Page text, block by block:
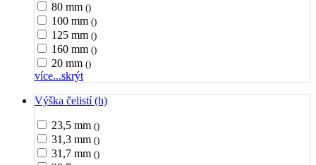
80 mm ()
100 mm ()
125 mm ()
160 mm ()
20 mm ()
více...skrýt
Výška čelistí (h)
23,5 mm ()
31,3 mm ()
31,7 mm ()